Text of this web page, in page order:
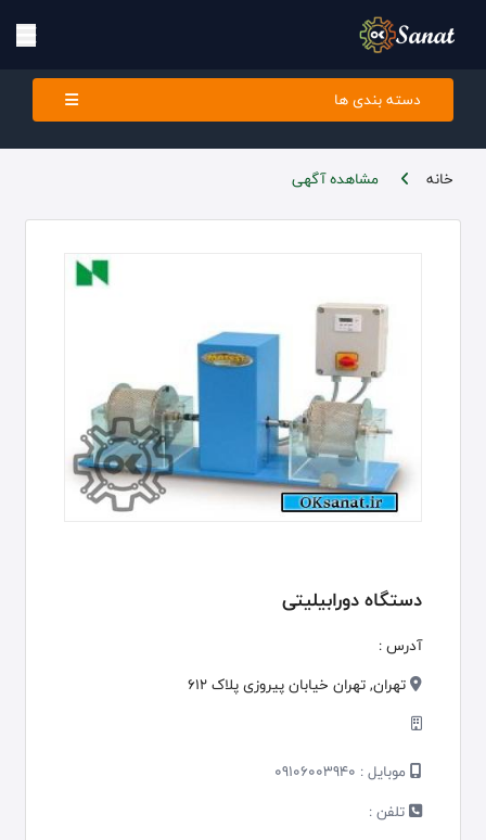
دسته بندی ها
خانه مشاهده آگهی
دستگاه دورابیلیتی
آدرس :
تهران, تهران خیابان پیروزی پلاک 612
موبایل : 09106003940
تلفن :